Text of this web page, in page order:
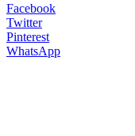
Facebook
Twitter
Pinterest
WhatsApp